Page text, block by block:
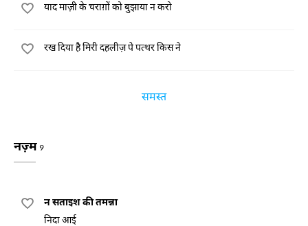
याद माज़ी के चराग़ों को बुझाया न करो
रख दिया है मिरी दहलीज़ पे पत्थर किस ने
समस्त
नज़्म 9
न सताइश की तमन्ना
निदा आई